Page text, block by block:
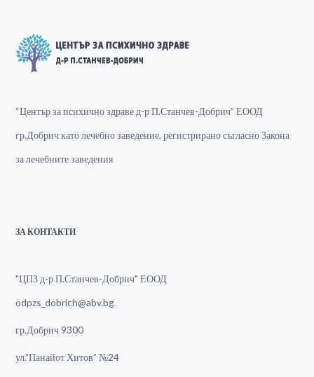
“Център за психично здраве д-р П.Станчев-Добрич” ЕООД
гр.Добрич като лечебно заведение, регистрирано съгласно Закона
за лечебните заведения
ЗА КОНТАКТИ
"ЦПЗ д-р П.Станчев-Добрич" ЕООД
odpzs_dobrich@abv.bg
гр.Добрич 9300
ул.”Панайот Хитов” №24